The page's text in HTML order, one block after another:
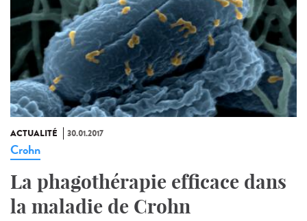
ACTUALITÉ 30.01.2017
Crohn
La phagothérapie efficace dans
la maladie de Crohn